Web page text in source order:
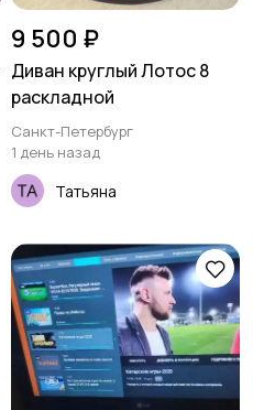
9 500 ₽
Диван круглый Лотос 8
раскладной
Санкт-Петербург
1 день назад
Татьяна